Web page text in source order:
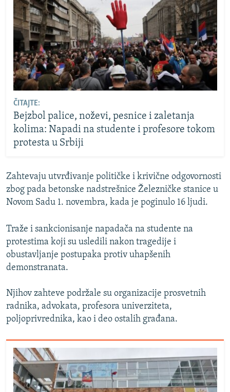
ČITAJTE:
Bejzbol palice, noževi, pesnice i zaletanja
kolima: Napadi na studente i profesore tokom
protesta u Srbiji
Zahtevaju utvrđivanje političke i krivične odgovornosti
zbog pada betonske nadstrešnice Železničke stanice u
Novom Sadu 1. novembra, kada je poginulo 16 ljudi.
Traže i sankcionisanje napadača na studente na
protestima koji su usledili nakon tragedije i
obustavljanje postupaka protiv uhapšenih
demonstranata.
Njihov zahteve podržale su organizacije prosvetnih
radnika, advokata, profesora univerziteta,
poljoprivrednika, kao i deo ostalih građana.